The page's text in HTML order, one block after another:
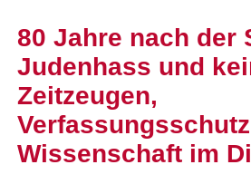
80 Jahre nach der
Judenhass und
Zeitzeugen,
Wissenschaft im